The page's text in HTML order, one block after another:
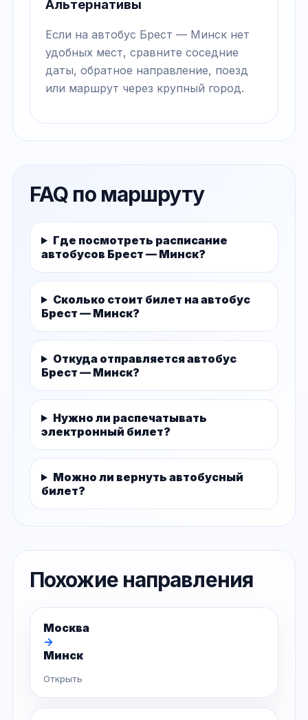
Альтернативы
Если на автобус Брест — Минск нет
удобных мест, сравните соседние
даты, обратное направление, поезд
или маршрут через крупный город.
FAQ по маршруту
Где посмотреть расписание
автобусов Брест — Минск?
Сколько стоит билет на автобус
Брест — Минск?
Откуда отправляется автобус
Брест — Минск?
Нужно ли распечатывать
электронный билет?
Можно ли вернуть автобусный
билет?
Похожие направления
Москва
→
Минск
Открыть